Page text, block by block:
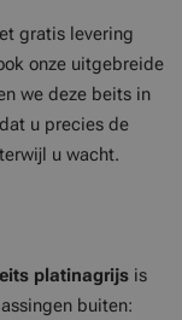
gratis levering
onze uitgebreide
we deze beits in
u precies de
u wacht.
platinagrijs is
buiten: